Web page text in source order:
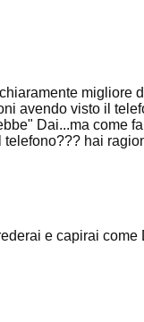
migliore
avendo visto il
Dai...ma come
hai
e capirai